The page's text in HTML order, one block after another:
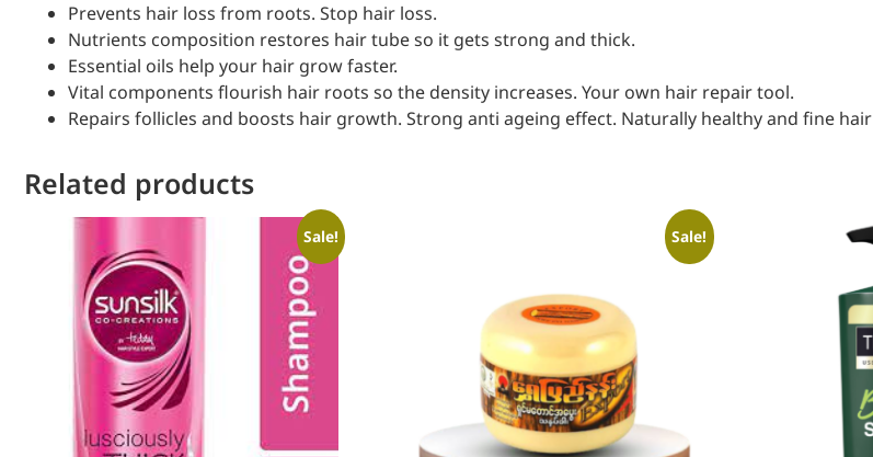
Prevents hair loss from roots. Stop hair loss.
Nutrients composition restores hair tube so it gets strong and thick.
Essential oils help your hair grow faster.
Vital components flourish hair roots so the density increases. Your own hair repair tool.
Repairs follicles and boosts hair growth. Strong anti ageing effect. Naturally healthy and fine hair
Related products
Sale! Sale!